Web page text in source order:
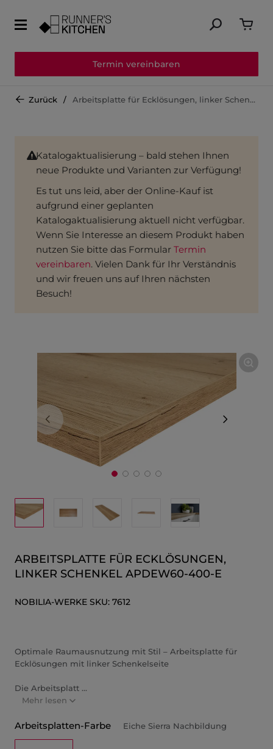
Termin vereinbaren
Zurück Arbeitsplatte für Ecklösungen, linker Schenkel APDEW60-400-E
Katalogaktualisierung – bald stehen Ihnen
neue Produkte und Varianten zur Verfügung!
Es tut uns leid, aber der Online-Kauf ist
aufgrund einer geplanten
Katalogaktualisierung aktuell nicht verfügbar.
Wenn Sie Interesse an diesem Produkt haben
nutzen Sie bitte das Formular Termin
vereinbaren. Vielen Dank für Ihr Verständnis
und wir freuen uns auf Ihren nächsten
Besuch!
ARBEITSPLATTE FÜR ECKLÖSUNGEN,
LINKER SCHENKEL APDEW60-400-E
NOBILIA-WERKE SKU: 7612
Optimale Raumausnutzung mit Stil – Arbeitsplatte für
Ecklösungen mit linker Schenkelseite
Die Arbeitsplatt ...
Mehr lesen
Arbeitsplatten-Farbe Eiche Sierra Nachbildung